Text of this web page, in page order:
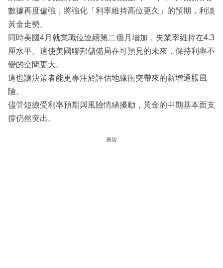
數據再度偏強，將強化「利率維持高位更久」的預期，利淡
黃金走勢。
同時美國4月就業職位連續第二個月增加，失業率維持在4.3
厘水平。這使美國聯邦儲備局在可預見的未來，保持利率不
變的空間更大。
這也讓決策者能更專注於評估地緣衝突帶來的新增通脹風
險。
儘管短線受利率預期與風險情緒擾動，黃金的中期基本面支
撐仍然突出。
廣告